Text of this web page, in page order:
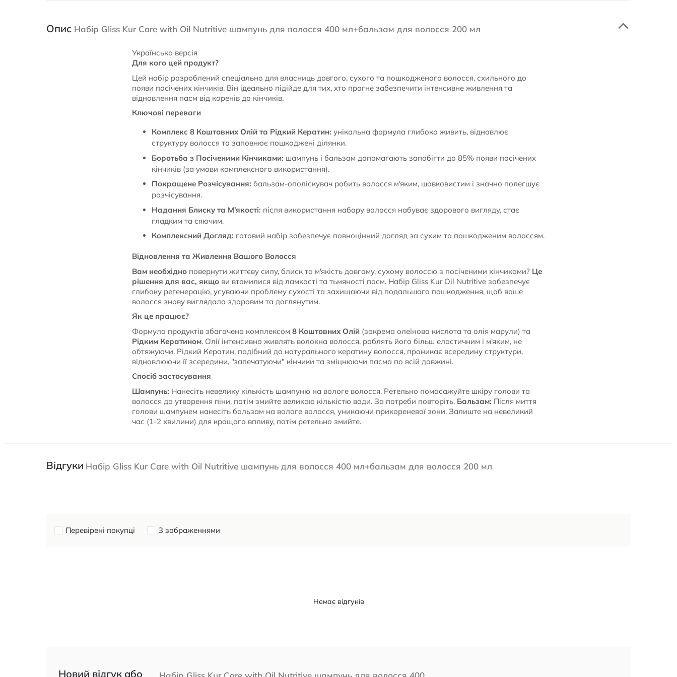
Опис Набір Gliss Kur Care with Oil Nutritive шампунь для волосся 400 мл+бальзам для волосся 200 мл
Українська версія
Для кого цей продукт?
Цей набір розроблений спеціально для власниць довгого, сухого та пошкодженого волосся, схильного до
появи посічених кінчиків. Він ідеально підійде для тих, хто прагне забезпечити інтенсивне живлення та
відновлення пасм від коренів до кінчиків.
Ключові переваги
Комплекс 8 Коштовних Олій та Рідкий Кератин: унікальна формула глибоко живить, відновлює
структуру волосся та заповнює пошкоджені ділянки.
Боротьба з Посіченими Кінчиками: шампунь і бальзам допомагають запобігти до 85% появи посічених
кінчиків (за умови комплексного використання).
Покращене Розчісування: бальзам-ополіскувач робить волосся м'яким, шовковистим і значно полегшує
розчісування.
Надання Блиску та М'якості: після використання набору волосся набуває здорового вигляду, стає
гладким та сяючим.
Комплексний Догляд: готовий набір забезпечує повноцінний догляд за сухим та пошкодженим волоссям.
Відновлення та Живлення Вашого Волосся
Вам необхідно повернути життєву силу, блиск та м'якість довгому, сухому волоссю з посіченими кінчиками? Це
рішення для вас, якщо ви втомилися від ламкості та тьмяності пасм. Набір Gliss Kur Oil Nutritive забезпечує
глибоку регенерацію, усуваючи проблему сухості та захищаючи від подальшого пошкодження, щоб ваше
волосся знову виглядало здоровим та доглянутим.
Як це працює?
Формула продуктів збагачена комплексом 8 Коштовних Олій (зокрема олеїнова кислота та олія марули) та
Рідким Кератином. Олії інтенсивно живлять волокна волосся, роблять його більш еластичним і м'яким, не
обтяжуючи. Рідкий Кератин, подібний до натурального кератину волосся, проникає всередину структури,
відновлюючи її зсередини, "запечатуючи" кінчики та зміцнюючи пасма по всій довжині.
Спосіб застосування
Шампунь: Нанесіть невелику кількість шампуню на вологе волосся. Ретельно помасажуйте шкіру голови та
волосся до утворення піни, потім змийте великою кількістю води. За потреби повторіть. Бальзам: Після миття
голови шампунем нанесіть бальзам на вологе волосся, уникаючи прикореневої зони. Залиште на невеликий
час (1-2 хвилини) для кращого впливу, потім ретельно змийте.
Відгуки Набір Gliss Kur Care with Oil Nutritive шампунь для волосся 400 мл+бальзам для волосся 200 мл
Перевірені покупці З зображеннями
Немає відгуків
Новий відгук або